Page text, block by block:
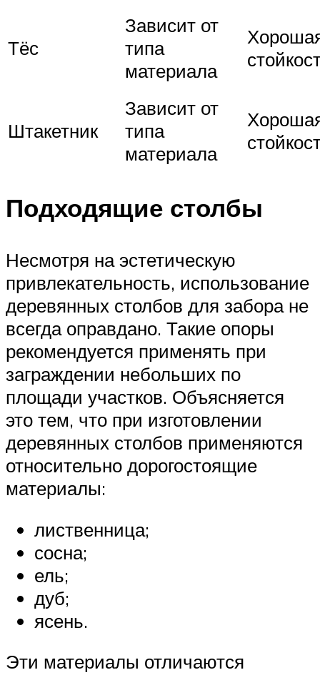
Тёс
Зависит от
типа
материала
Штакетник
Зависит от
типа
материала
Подходящие столбы
Несмотря на эстетическую
привлекательность, использование
деревянных столбов для забора не
всегда оправдано. Такие опоры
рекомендуется применять при
заграждении небольших по
площади участков. Объясняется
это тем, что при изготовлении
деревянных столбов применяются
относительно дорогостоящие
материалы:
лиственница;
сосна;
ель;
дуб;
ясень.
Эти материалы отличаются